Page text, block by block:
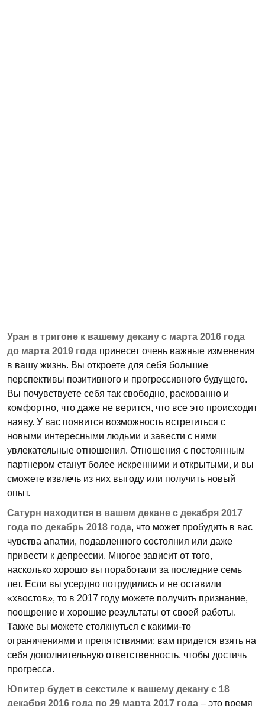
Уран в тригоне к вашему декану с марта 2016 года
до марта 2019 года принесет очень важные изменения
в вашу жизнь. Вы откроете для себя большие
перспективы позитивного и прогрессивного будущего.
Вы почувствуете себя так свободно, раскованно и
комфортно, что даже не верится, что все это происходит
наяву. У вас появится возможность встретиться с
новыми интересными людьми и завести с ними
увлекательные отношения. Отношения с постоянным
партнером станут более искренними и открытыми, и вы
сможете извлечь из них выгоду или получить новый
опыт.
Сатурн находится в вашем декане с декабря 2017
года по декабрь 2018 года, что может пробудить в вас
чувства апатии, подавленного состояния или даже
привести к депрессии. Многое зависит от того,
насколько хорошо вы поработали за последние семь
лет. Если вы усердно потрудились и не оставили
«хвостов», то в 2017 году можете получить признание,
поощрение и хорошие результаты от своей работы.
Также вы можете столкнуться с какими-то
ограничениями и препятствиями; вам придется взять на
себя дополнительную ответственность, чтобы достичь
прогресса.
Юпитер будет в секстиле к вашему декану с 18
декабря 2016 года по 29 марта 2017 года – это время